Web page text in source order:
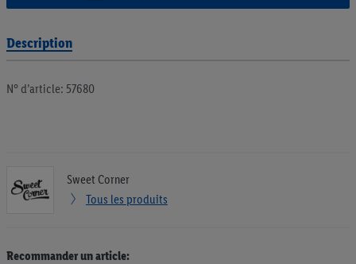
Description
N° d’article: 57680
Sweet Corner
Tous les produits
Recommander un article: